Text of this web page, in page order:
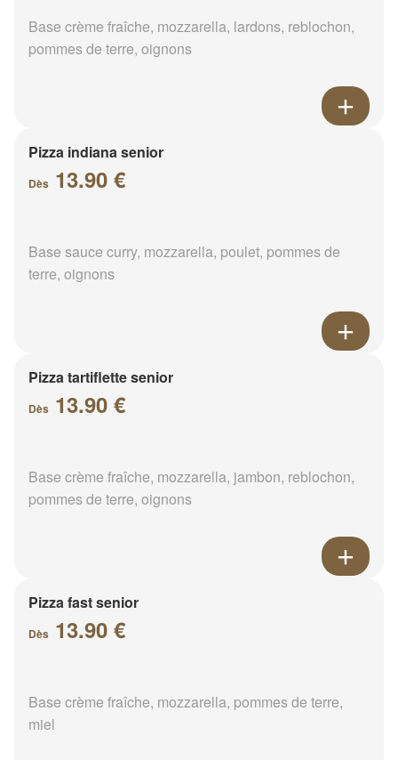
Base crème fraîche, mozzarella, lardons, reblochon,
pommes de terre, oignons
Pizza indiana senior
Dès 13.90 €
Base sauce curry, mozzarella, poulet, pommes de
terre, oignons
Pizza tartiflette senior
Dès 13.90 €
Base crème fraîche, mozzarella, jambon, reblochon,
pommes de terre, oignons
Pizza fast senior
Dès 13.90 €
Base crème fraîche, mozzarella, pommes de terre,
miel